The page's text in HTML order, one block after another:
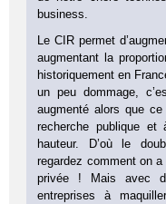
business.
Le CIR permet
augmentant la
historiquement en
un peu dommage,
augmenté alors que
recherche publique
hauteur. D’où le
regardez comment on
privée ! Mais avec
entreprises à